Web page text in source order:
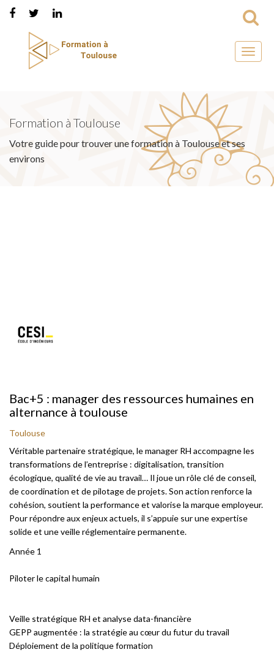
Toggle
Formation à Toulouse
Votre guide pour trouver une formation à Toulouse et ses
environs
Bac+5 : manager des ressources humaines en
alternance à toulouse
Toulouse
Véritable partenaire stratégique, le manager RH accompagne les
transformations de l’entreprise : digitalisation, transition
écologique, qualité de vie au travail… Il joue un rôle clé de conseil,
de coordination et de pilotage de projets. Son action renforce la
cohésion, soutient la performance et valorise la marque employeur.
Pour répondre aux enjeux actuels, il s’appuie sur une expertise
solide et une veille réglementaire permanente.
Année 1
Piloter le capital humain
Veille stratégique RH et analyse data-financière
GEPP augmentée : la stratégie au cœur du futur du travail
Déploiement de la politique formation